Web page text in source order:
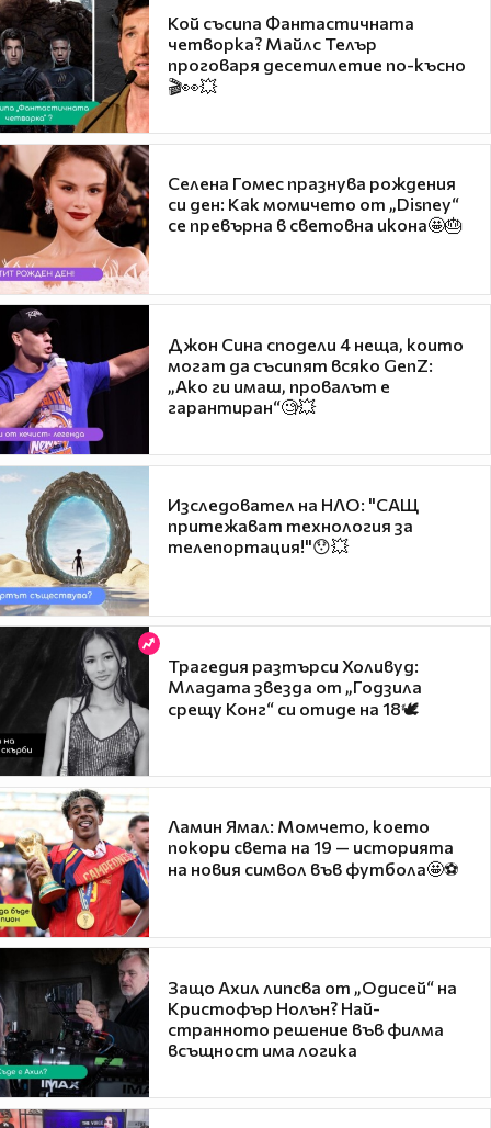
Кой съсипа Фантастичната
четворка? Майлс Телър
проговаря десетилетие по-късно
🎬👀💥
Селена Гомес празнува рождения
си ден: Как момичето от „Disney“
се превърна в световна икона🤩🎂
Джон Сина сподели 4 неща, които
могат да съсипят всяко GenZ:
„Ако ги имаш, провалът е
гарантиран“🧐💥
Изследовател на НЛО: "САЩ
притежават технология за
телепортация!"😯💥
Трагедия разтърси Холивуд:
Младата звезда от „Годзила
срещу Конг“ си отиде на 18🕊️
Ламин Ямал: Момчето, което
покори света на 19 — историята
на новия символ във футбола🤩⚽
Защо Ахил липсва от „Одисей“ на
Кристофър Нолън? Най-
странното решение във филма
всъщност има логика